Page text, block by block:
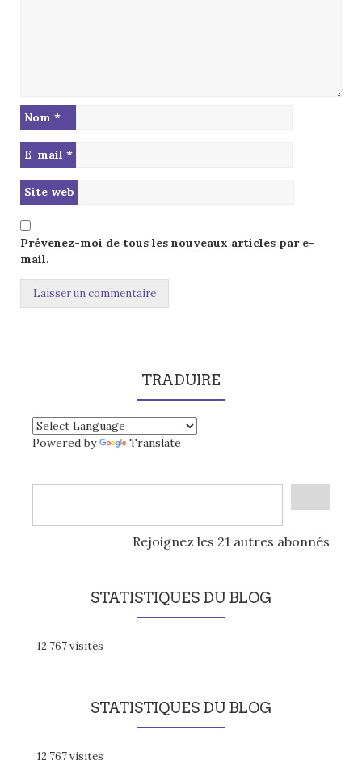
Nom *
E-mail *
Site web
Prévenez-moi de tous les nouveaux articles par e-
mail.
TRADUIRE
Powered by Translate
Rejoignez les 21 autres abonnés
STATISTIQUES DU BLOG
12 767 visites
STATISTIQUES DU BLOG
12 767 visites